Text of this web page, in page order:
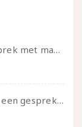
Ongehoord – Aflevering 42 – een gesprek met marijn over seksueel opbloeien, het ouderschap uitvinden en verschillende leeftijden in je mee dragen
Ongehoord – Aflevering 41 – Ouwelui, een gesprek met Marcelle over polyamorie op latere leeftijd, (mantel)zorg voor je partners en seksueel plezier.